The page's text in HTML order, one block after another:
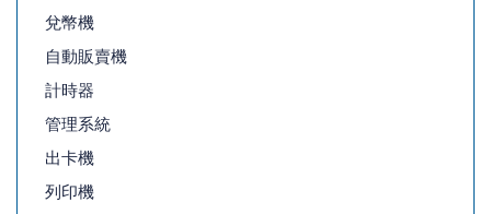
兌幣機
自動販賣機
計時器
管理系統
出卡機
列印機